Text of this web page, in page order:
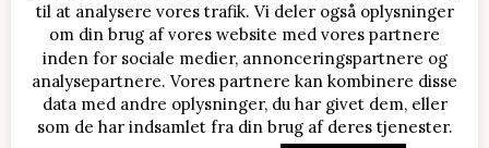
Jordbærtærte med mascarponecreme
Klassisk cheesecake med kirsebær
til at analysere vores trafik. Vi deler også oplysninger
om din brug af vores website med vores partnere
inden for sociale medier, annonceringspartnere og
analysepartnere. Vores partnere kan kombinere disse
data med andre oplysninger, du har givet dem, eller
som de har indsamlet fra din brug af deres tjenester.